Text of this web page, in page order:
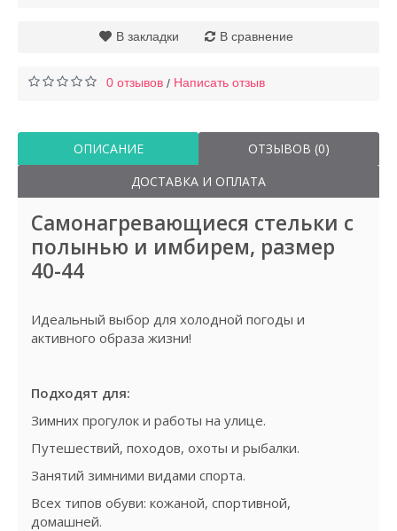
В закладки В сравнение
0 отзывов / Написать отзыв
ОПИСАНИЕ
ОТЗЫВОВ (0)
ДОСТАВКА И ОПЛАТА
Самонагревающиеся стельки с
полынью и имбирем, размер
40-44
Идеальный выбор для холодной погоды и
активного образа жизни!
Подходят для:
Зимних прогулок и работы на улице.
Путешествий, походов, охоты и рыбалки.
Занятий зимними видами спорта.
Всех типов обуви: кожаной, спортивной,
домашней.